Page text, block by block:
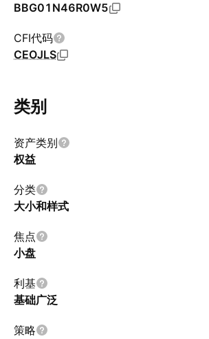
BBG01N46R0W5
CFI代码
CEOJLS
类别
资产类别
权益
分类
大小和样式
焦点
小盘
利基
基础广泛
策略